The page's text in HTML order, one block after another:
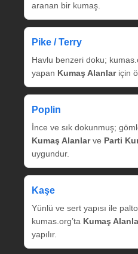
aranan bir kumaş.
Pike / Terry
Havlu benzeri doku;
yapan Kumaş Alanlariçin
Poplin
İnce ve sık dokunmuş;
Kumaş Alanlarve Parti
uygundur.
Kaşe
Yünlü ve sert yapısı ile
kumas.org’ta Kumaş
yapılır.